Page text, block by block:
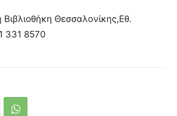
Βιβλιοθήκη Θεσσαλονίκης,Εθ.
331 8570